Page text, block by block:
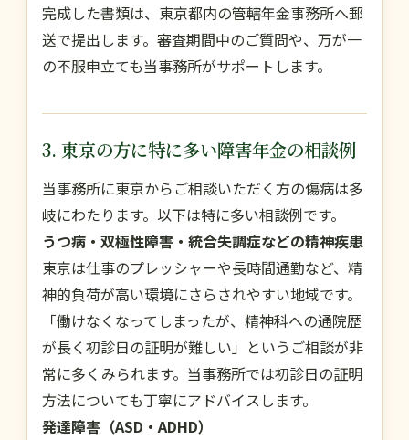
完成した書類は、東京都内の管轄年金事務所へ郵
送で提出します。審査期間中のご質問や、万が一
の不服申立ても当事務所がサポートします。
3. 東京の方に特に多い障害年金の相談例
当事務所に東京からご相談いただく方の傷病は多
岐にわたります。以下は特に多い相談例です。
うつ病・双極性障害・統合失調症などの精神疾患
東京は仕事のプレッシャーや長時間通勤など、精
神的負荷が高い環境にさらされやすい地域です。
「働けなくなってしまったが、精神科への通院歴
が長く初診日の証明が難しい」というご相談が非
常に多くみられます。当事務所では初診日の証明
方法についても丁寧にアドバイスします。
発達障害（ASD・ADHD）